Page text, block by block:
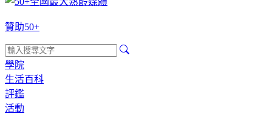
贊助50+
學院
生活百科
評鑑
活動